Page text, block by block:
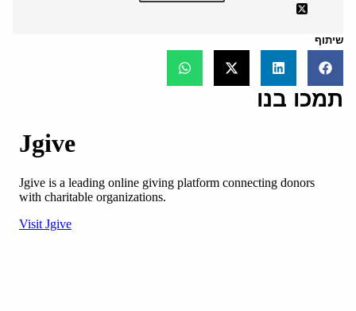
שיתוף
תמכו בנו